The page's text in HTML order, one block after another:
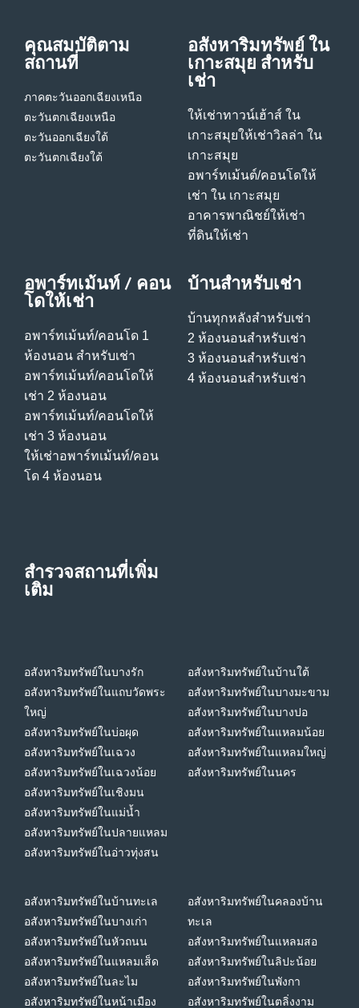
คุณสมบัติตาม
สถานที่
ภาคตะวันออกเฉียงเหนือ
ตะวันตกเฉียงเหนือ
ตะวันออกเฉียงใต้
ตะวันตกเฉียงใต้
อสังหาริมทรัพย์ ใน
เกาะสมุย สําหรับ
เช่า
ให้เช่าทาวน์เฮ้าส์ ใน
เกาะสมุยให้เช่าวิลล่า ใน
เกาะสมุย
อพาร์ทเม้นต์/คอนโดให้
เช่า ใน เกาะสมุย
อาคารพาณิชย์ให้เช่า
ที่ดินให้เช่า
อพาร์ทเม้นท์ / คอน
โดให้เช่า
อพาร์ทเม้นท์/คอนโด 1
ห้องนอน สําหรับเช่า
อพาร์ทเม้นท์/คอนโดให้
เช่า 2 ห้องนอน
อพาร์ทเม้นท์/คอนโดให้
เช่า 3 ห้องนอน
ให้เช่าอพาร์ทเม้นท์/คอน
โด 4 ห้องนอน
บ้านสําหรับเช่า
บ้านทุกหลังสําหรับเช่า
2 ห้องนอนสําหรับเช่า
3 ห้องนอนสําหรับเช่า
4 ห้องนอนสําหรับเช่า
สำรวจสถานที่เพิ่ม
เติม
อสังหาริมทรัพย์ในบางรัก
อสังหาริมทรัพย์ในแถบวัดพระ
ใหญ่
อสังหาริมทรัพย์ในบ่อผุด
อสังหาริมทรัพย์ในเฉวง
อสังหาริมทรัพย์ในเฉวงน้อย
อสังหาริมทรัพย์ในเชิงมน
อสังหาริมทรัพย์ในแม่น้ำ
อสังหาริมทรัพย์ในปลายแหลม
อสังหาริมทรัพย์ในอ่าวทุ่งสน
อสังหาริมทรัพย์ในบ้านใต้
อสังหาริมทรัพย์ในบางมะขาม
อสังหาริมทรัพย์ในบางปอ
อสังหาริมทรัพย์ในแหลมน้อย
อสังหาริมทรัพย์ในแหลมใหญ่
อสังหาริมทรัพย์ในนคร
อสังหาริมทรัพย์ในบ้านทะเล
อสังหาริมทรัพย์ในบางเก่า
อสังหาริมทรัพย์ในหัวถนน
อสังหาริมทรัพย์ในแหลมเส็ด
อสังหาริมทรัพย์ในละไม
อสังหาริมทรัพย์ในหน้าเมือง
อสังหาริมทรัพย์ในคลองบ้าน
ทะเล
อสังหาริมทรัพย์ในแหลมสอ
อสังหาริมทรัพย์ในลิปะน้อย
อสังหาริมทรัพย์ในพังกา
อสังหาริมทรัพย์ในตลิ่งงาม